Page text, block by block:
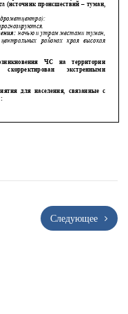
Следующее